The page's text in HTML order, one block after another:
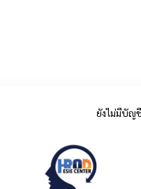
ยังไม่มีบัญ